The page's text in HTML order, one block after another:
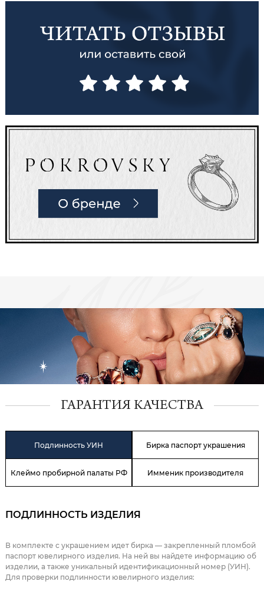
ГАРАНТИЯ КАЧЕСТВА
Подлинность УИН Бирка паспорт украшения
Клеймо пробирной палаты РФ Имменик производителя
ПОДЛИННОСТЬ ИЗДЕЛИЯ
В комплекте с украшением идет бирка — закрепленный пломбой
паспорт ювелирного изделия. На ней вы найдете информацию об
изделии, а также уникальный идентификационный номер (УИН).
Для проверки подлинности ювелирного изделия: